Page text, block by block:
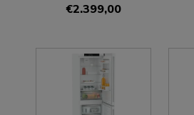
€2.399,00